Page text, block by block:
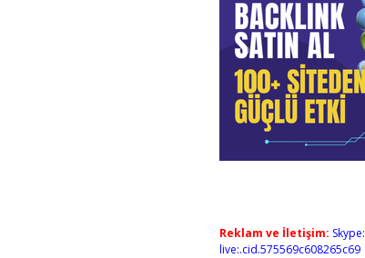
Reklam ve İletişim: Skype:
live:.cid.575569c608265c69